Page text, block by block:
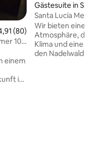
Bewertung:
(80)
10
einem
ist
Gästesuite in
Santa Lucía
Wir bieten eine
Atmosphäre,
Klima und eine
den Nadelwald